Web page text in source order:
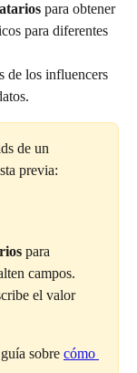
para obtener
para diferentes
de los influencers
de un
previa:
para
campos.
el valor
sobre cómo